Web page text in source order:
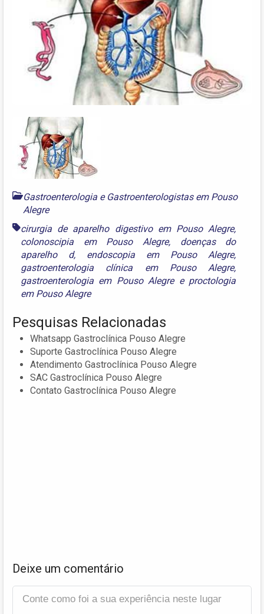
Gastroenterologia e Gastroenterologistas em Pouso
Alegre
cirurgia de aparelho digestivo em Pouso Alegre,
colonoscipia em Pouso Alegre, doenças do
aparelho d, endoscopia em Pouso Alegre,
gastroenterologia clínica em Pouso Alegre,
gastroenterologia em Pouso Alegree proctologia
em Pouso Alegre
Pesquisas Relacionadas
Whatsapp Gastroclínica Pouso Alegre
Suporte Gastroclínica Pouso Alegre
Atendimento Gastroclínica Pouso Alegre
SAC Gastroclínica Pouso Alegre
Contato Gastroclínica Pouso Alegre
Deixe um comentário